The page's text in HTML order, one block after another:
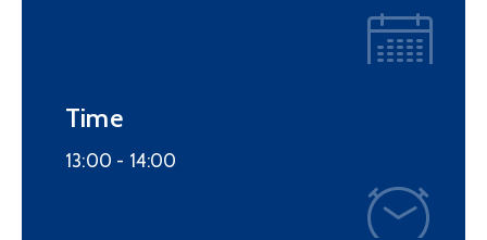
Time
13:00 - 14:00